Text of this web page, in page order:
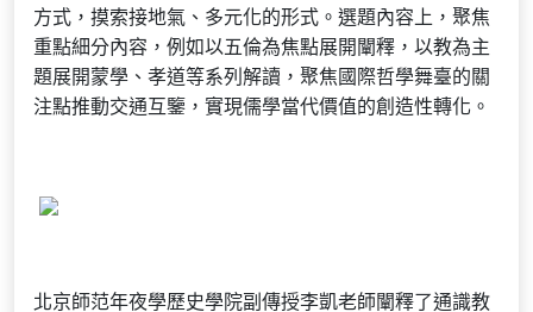
方式，摸索接地氣、多元化的形式。選題內容上，聚焦
重點細分內容，例如以五倫為焦點展開闡釋，以教為主
題展開蒙學、孝道等系列解讀，聚焦國際哲學舞臺的關
注點推動交通互鑒，實現儒學當代價值的創造性轉化。
北京師范年夜學歷史學院副傳授李凱老師闡釋了通識教